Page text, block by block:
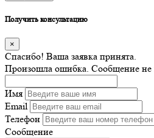
Получить консультацию
×
Спасибо! Ваша заявка принята.
Произошла ошибка. Сообщение не
Имя
Email
Телефон
Сообщение